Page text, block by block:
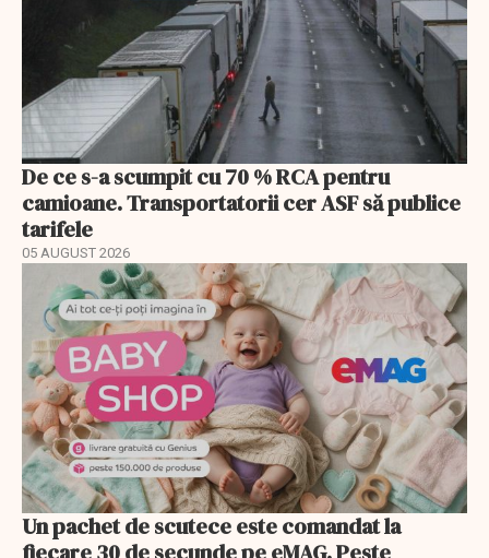
De ce s-a scumpit cu 70 % RCA pentru
camioane. Transportatorii cer ASF să publice
tarifele
05 AUGUST 2026
Un pachet de scutece este comandat la